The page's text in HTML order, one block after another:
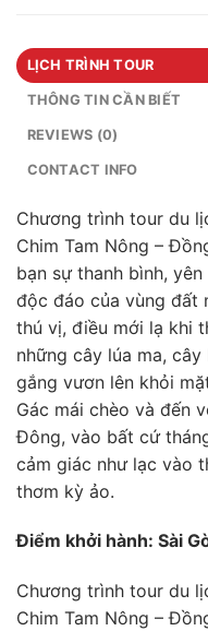
LỊCH TRÌNH TOUR
THÔNG TIN CẦN BIẾT
REVIEWS (0)
CONTACT INFO
Chương trình tour du
Chim Tam Nông –
bạn sự thanh bình,
độc đáo của vùng đất
thú vị, điều mới lạ khi
những cây lúa ma,
gắng vươn lên khỏi
Gác mái chèo và đến
Đông, vào bất cứ
cảm giác như lạc vào
thơm kỳ ảo.
Điểm khởi hành: Sài
Chương trình tour du
Chim Tam Nông –